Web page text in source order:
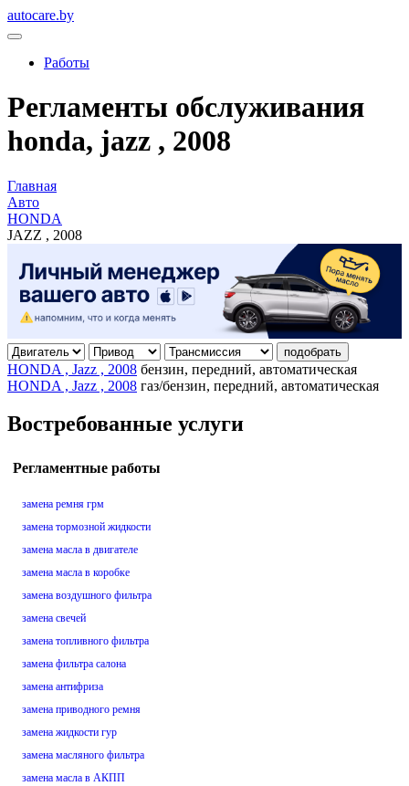
autocare.by
Работы
Регламенты обслуживания
honda, jazz , 2008
Главная
Авто
HONDA
JAZZ , 2008
подобрать
HONDA , Jazz , 2008 бензин, передний, автоматическая
HONDA , Jazz , 2008 газ/бензин, передний, автоматическая
Востребованные услуги
Регламентные работы
замена ремня грм
замена тормозной жидкости
замена масла в двигателе
замена масла в коробке
замена воздушного фильтра
замена свечей
замена топливного фильтра
замена фильтра салона
замена антифриза
замена приводного ремня
замена жидкости гур
замена масляного фильтра
замена масла в АКПП